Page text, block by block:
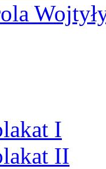
I
II